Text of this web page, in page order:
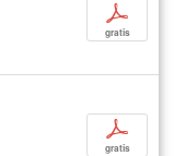
p
gratis
p
gratis